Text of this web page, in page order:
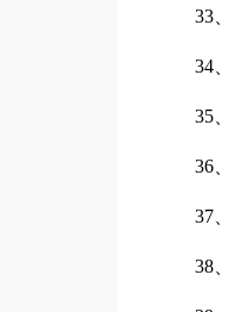
33
34
35
36
37
38